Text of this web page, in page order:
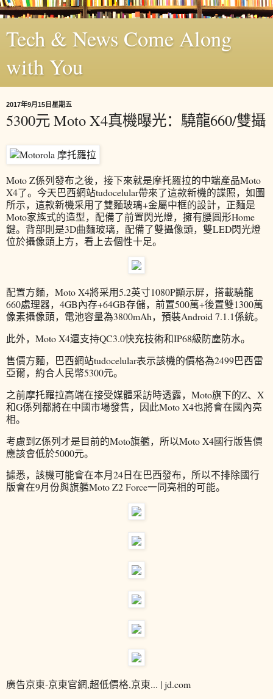
Tech & News Come Along
with You
2017年9月15日星期五
5300元 Moto X4真機曝光：驍龍660/雙攝
Moto Z係列發布之後，接下來就是摩托羅拉的中端產品Moto
X4了。今天巴西網站tudocelular帶來了這款新機的諜照，如圖
所示，這款新機采用了雙麵玻璃+金屬中框的設計，正麵是
Moto家族式的造型，配備了前置閃光燈，擁有腰圓形Home
鍵。背部則是3D曲麵玻璃，配備了雙攝像頭，雙LED閃光燈
位於攝像頭上方，看上去個性十足。
配置方麵，Moto X4將采用5.2英寸1080P顯示屏，搭載驍龍
660處理器，4GB內存+64GB存儲，前置500萬+後置雙1300萬
像素攝像頭，電池容量為3800mAh，預裝Android 7.1.1係統。
此外，Moto X4還支持QC3.0快充技術和IP68級防塵防水。
售價方麵，巴西網站tudocelular表示該機的價格為2499巴西雷
亞爾，約合人民幣5300元。
之前摩托羅拉高端在接受媒體采訪時透露，Moto旗下的Z、X
和G係列都將在中國市場發售，因此Moto X4也將會在國內亮
相。
考慮到Z係列才是目前的Moto旗艦，所以Moto X4國行版售價
應該會低於5000元。
據悉，該機可能會在本月24日在巴西發布，所以不排除國行
版會在9月份與旗艦Moto Z2 Force一同亮相的可能。
廣告京東-京東官網,超低價格,京東... | jd.com